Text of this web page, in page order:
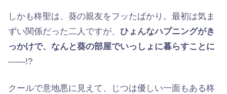
しかも柊聖は、葵の親友をフッたばかり。最初は気ま
ずい関係だった二人ですが、 ひょんなハプニングがき
っかけで、なんと葵の部屋でいっしょに暮らすことに
——!?
クールで意地悪に見えて、じつは優しい一面もある柊